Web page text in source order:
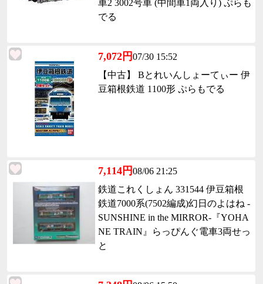
車2 3002号車 (中間車1両入り) ぷらも
でる
7,072円07/30 15:52
【中古】 Bとれいんしょーてぃー 伊
豆箱根鉄道 1100形 ぷらもでる
7,114円08/06 21:25
鉄道これくしょん 331544 伊豆箱根
鉄道7000系(7502編成)幻日のよはね -
SUNSHINE in the MIRROR-『YOHA
NE TRAIN』らっぴんぐ電車3両せっ
と